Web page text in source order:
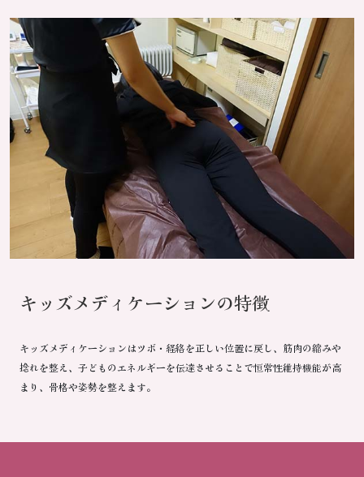
キッズメディケーションの特徴
キッズメディケーションはツボ・経絡を正しい位置に戻し、筋肉の縮みや
捻れを整え、子どものエネルギーを伝達させることで恒常性維持機能が高
まり、骨格や姿勢を整えます。